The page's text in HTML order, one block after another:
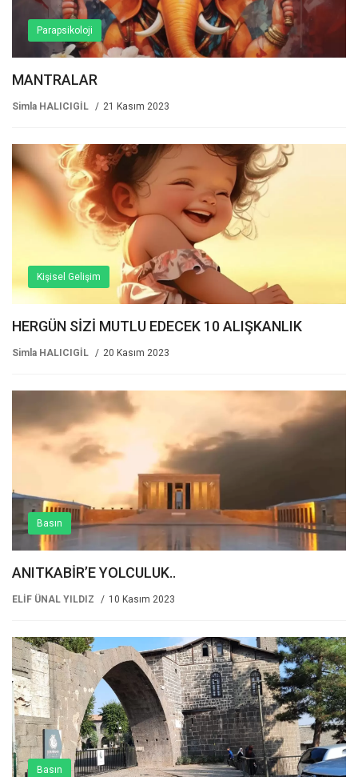
Parapsikoloji
MANTRALAR
Simla HALICIGİL 21 Kasım 2023
Kişisel Gelişim
HERGÜN SİZİ MUTLU EDECEK 10 ALIŞKANLIK
Simla HALICIGİL 20 Kasım 2023
Basın
ANITKABİR’E YOLCULUK..
ELİF ÜNAL YILDIZ 10 Kasım 2023
Basın